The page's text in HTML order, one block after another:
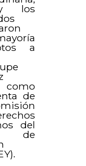
los
a
como
de
del
de